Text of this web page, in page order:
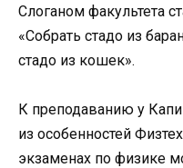
Слоганом факультета
«Собрать стадо из
стадо из кошек».
К преподаванию у
из особенностей
экзаменах по физике